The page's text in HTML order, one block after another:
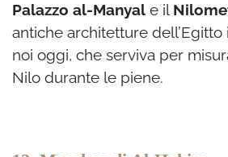
Palazzo al-Manyal e il
antiche architetture dell’Egitto
noi oggi, che serviva per
Nilo durante le piene.